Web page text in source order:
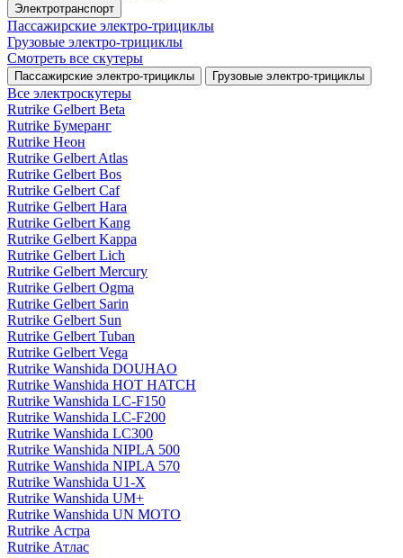
Электротранспорт
Пассажирские электро‑трициклы
Грузовые электро‑трициклы
Смотреть все скутеры
Пассажирские электро‑трициклы Грузовые электро‑трициклы
Все электро­скутеры
Rutrike Gelbert Beta
Rutrike Бумеранг
Rutrike Неон
Rutrike Gelbert Atlas
Rutrike Gelbert Bos
Rutrike Gelbert Caf
Rutrike Gelbert Hara
Rutrike Gelbert Kang
Rutrike Gelbert Kappa
Rutrike Gelbert Lich
Rutrike Gelbert Mercury
Rutrike Gelbert Ogma
Rutrike Gelbert Sarin
Rutrike Gelbert Sun
Rutrike Gelbert Tuban
Rutrike Gelbert Vega
Rutrike Wanshida DOUHAO
Rutrike Wanshida HOT HATCH
Rutrike Wanshida LC-F150
Rutrike Wanshida LC-F200
Rutrike Wanshida LC300
Rutrike Wanshida NIPLA 500
Rutrike Wanshida NIPLA 570
Rutrike Wanshida U1-X
Rutrike Wanshida UM+
Rutrike Wanshida UN MOTO
Rutrike Астра
Rutrike Атлас